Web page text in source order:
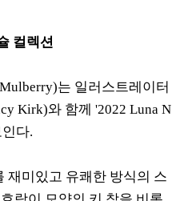
컬렉션
는 일러스트레이터
Kirk)와 함께 '2022 Luna N
다.
재미있고 유쾌한 방식의 스